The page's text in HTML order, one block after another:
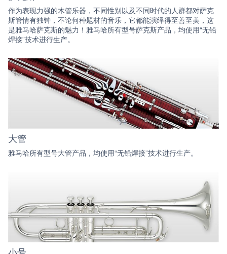
作为表现力强的木管乐器，不同性别以及不同时代的人群都对萨克
斯管情有独钟，不论何种题材的音乐，它都能演绎得至善至美，这
是雅马哈萨克斯的魅力！雅马哈所有型号萨克斯产品，均使用“无铅
焊接”技术进行生产。
大管
雅马哈所有型号大管产品，均使用“无铅焊接”技术进行生产。